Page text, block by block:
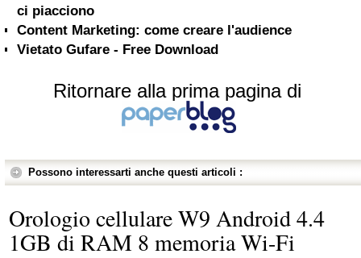
ci piacciono
Content Marketing: come creare l'audience
Vietato Gufare - Free Download
Ritornare alla prima pagina di
Possono interessarti anche questi articoli :
Orologio cellulare W9 Android 4.4
1GB di RAM 8 memoria Wi-Fi